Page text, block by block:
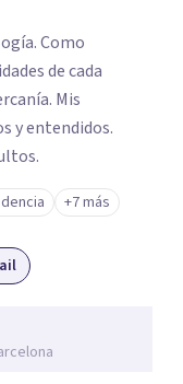
Como
de cada
Mis
y entendidos.
+7 más